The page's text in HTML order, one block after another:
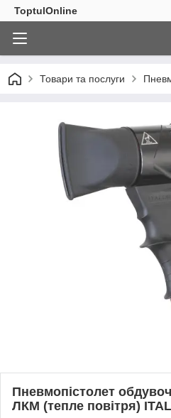
ToptulOnline
Товари та послуги
Пневмопістолет
ЛКМ (тепле повітря)